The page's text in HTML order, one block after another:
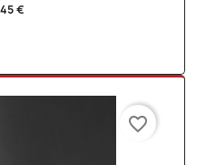
45 €
favorite_border